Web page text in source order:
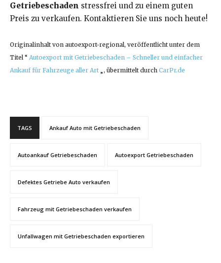
Getriebeschaden stressfrei und zu einem guten
Preis zu verkaufen. Kontaktieren Sie uns noch heute!
Originalinhalt von autoexport-regional, veröffentlicht unter dem
Titel “ Autoexport mit Getriebeschaden – Schneller und einfacher
Ankauf für Fahrzeuge aller Art „, übermittelt durch CarPr.de
TAGS Ankauf Auto mit Getriebeschaden
Autoankauf Getriebeschaden Autoexport Getriebeschaden
Defektes Getriebe Auto verkaufen
Fahrzeug mit Getriebeschaden verkaufen
Unfallwagen mit Getriebeschaden exportieren